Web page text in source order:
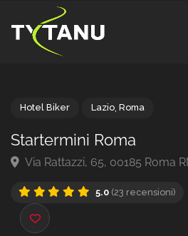
Startermini Roma